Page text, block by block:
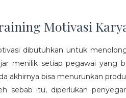
Motivasi
dibutuhkan untuk
menilik setiap pegawai yang
akhirnya bisa menurunkan
sebab itu, diperlukan